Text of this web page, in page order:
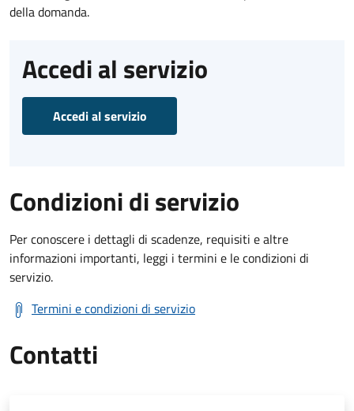
della domanda.
Accedi al servizio
Accedi al servizio
Condizioni di servizio
Per conoscere i dettagli di scadenze, requisiti e altre
informazioni importanti, leggi i termini e le condizioni di
servizio.
Termini e condizioni di servizio
Contatti